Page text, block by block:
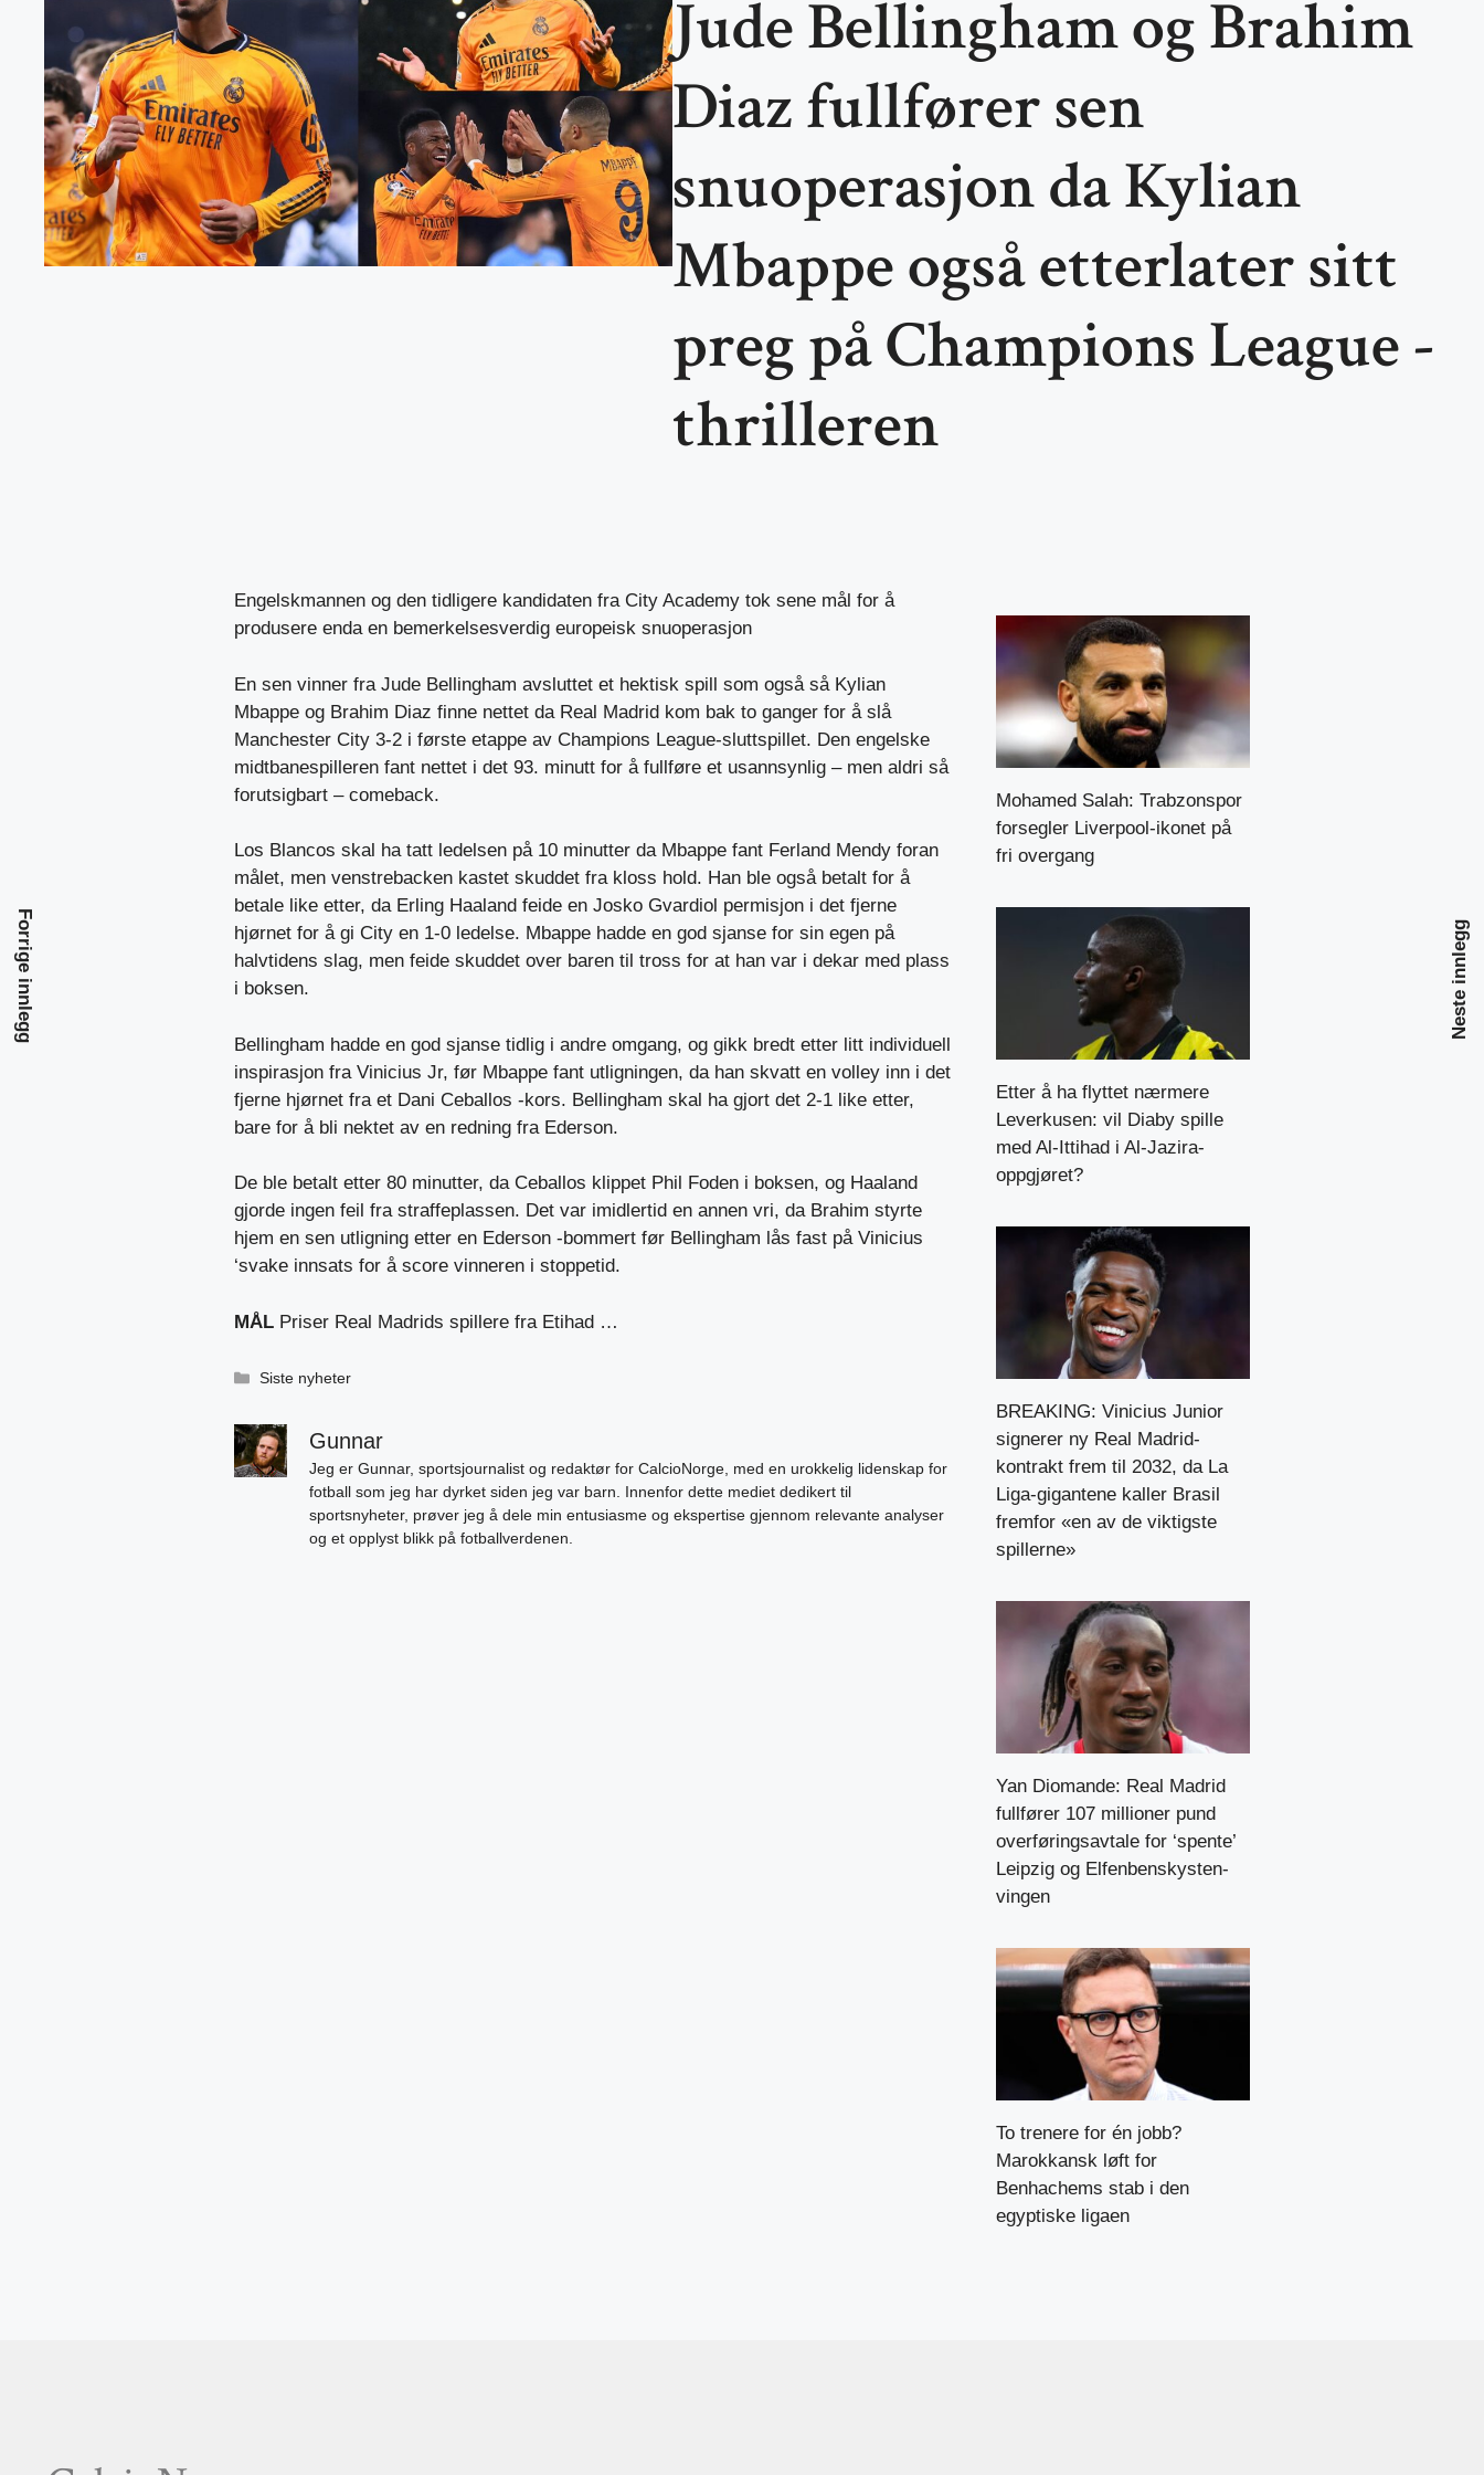
Jude Bellingham og Brahim
Diaz fullfører sen
snuoperasjon da Kylian
Mbappe også etterlater sitt
preg på Champions League -
thrilleren
Engelskmannen og den tidligere kandidaten fra City Academy tok sene mål for å
produsere enda en bemerkelsesverdig europeisk snuoperasjon
En sen vinner fra Jude Bellingham avsluttet et hektisk spill som også så Kylian
Mbappe og Brahim Diaz finne nettet da Real Madrid kom bak to ganger for å slå
Manchester City 3-2 i første etappe av Champions League-sluttspillet. Den engelske
midtbanespilleren fant nettet i det 93. minutt for å fullføre et usannsynlig – men aldri så
forutsigbart – comeback.
Los Blancos skal ha tatt ledelsen på 10 minutter da Mbappe fant Ferland Mendy foran
målet, men venstrebacken kastet skuddet fra kloss hold. Han ble også betalt for å
betale like etter, da Erling Haaland feide en Josko Gvardiol permisjon i det fjerne
hjørnet for å gi City en 1-0 ledelse. Mbappe hadde en god sjanse for sin egen på
halvtidens slag, men feide skuddet over baren til tross for at han var i dekar med plass
i boksen.
Bellingham hadde en god sjanse tidlig i andre omgang, og gikk bredt etter litt individuell
inspirasjon fra Vinicius Jr, før Mbappe fant utligningen, da han skvatt en volley inn i det
fjerne hjørnet fra et Dani Ceballos -kors. Bellingham skal ha gjort det 2-1 like etter,
bare for å bli nektet av en redning fra Ederson.
De ble betalt etter 80 minutter, da Ceballos klippet Phil Foden i boksen, og Haaland
gjorde ingen feil fra straffeplassen. Det var imidlertid en annen vri, da Brahim styrte
hjem en sen utligning etter en Ederson -bommert før Bellingham lås fast på Vinicius
‘svake innsats for å score vinneren i stoppetid.
MÅL Priser Real Madrids spillere fra Etihad …
Kategorier
Siste nyheter
Gunnar
Jeg er Gunnar, sportsjournalist og redaktør for CalcioNorge, med en urokkelig lidenskap for
fotball som jeg har dyrket siden jeg var barn. Innenfor dette mediet dedikert til
sportsnyheter, prøver jeg å dele min entusiasme og ekspertise gjennom relevante analyser
og et opplyst blikk på fotballverdenen.
Forrige innlegg Neste innlegg
Mohamed Salah: Trabzonspor
forsegler Liverpool-ikonet på
fri overgang
Etter å ha flyttet nærmere
Leverkusen: vil Diaby spille
med Al-Ittihad i Al-Jazira-
oppgjøret?
BREAKING: Vinicius Junior
signerer ny Real Madrid-
kontrakt frem til 2032, da La
Liga-gigantene kaller Brasil
fremfor «en av de viktigste
spillerne»
Yan Diomande: Real Madrid
fullfører 107 millioner pund
overføringsavtale for ‘spente’
Leipzig og Elfenbenskysten-
vingen
To trenere for én jobb?
Marokkansk løft for
Benhachems stab i den
egyptiske ligaen